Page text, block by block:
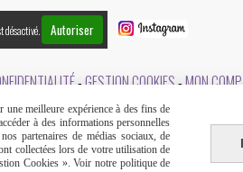
désactivé. Autoriser
GESTION COOKIES MON
meilleure expérience à des fins de
à des informations personnelles
partenaires de médias sociaux, de
collectées lors de votre utilisation de
Cookies ». Voir notre politique de